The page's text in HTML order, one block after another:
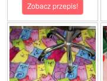
Zobacz przepis!